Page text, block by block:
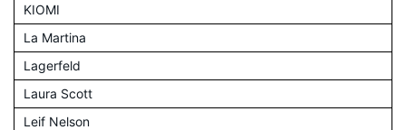
KIOMI
La Martina
Lagerfeld
Laura Scott
Leif Nelson